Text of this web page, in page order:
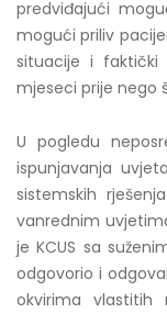
predviđajući
mogući priliv
situacije i faktički
mjeseci prije nego
U pogledu
ispunjavanja
sistemskih
vanrednim
je KCUS sa
odgovorio i
okvirima